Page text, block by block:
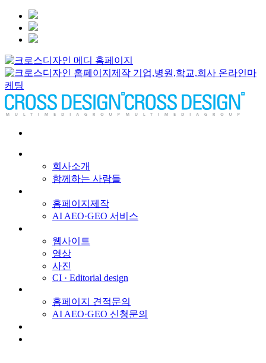
회사소개
함께하는 사람들
홈페이지제작
AI AEO·GEO 서비스
웹사이트
영상
사진
CI · Editorial design
홈페이지 견적문의
AI AEO·GEO 신청문의